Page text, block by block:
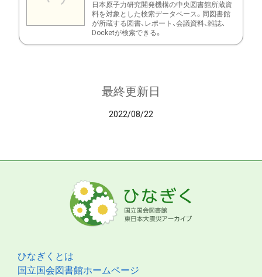
日本原子力研究開発機構の中央図書館所蔵資
料を対象とした検索データベース。同図書館
が所蔵する図書、レポート、会議資料、雑誌、
Docketが検索できる。
最終更新日
2022/08/22
ひなぎくとは
国立国会図書館ホームページ